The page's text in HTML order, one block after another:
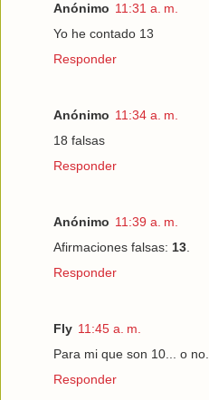
Anónimo 11:31 a. m.
Yo he contado 13
Responder
Anónimo 11:34 a. m.
18 falsas
Responder
Anónimo 11:39 a. m.
Afirmaciones falsas: 13.
Responder
Fly 11:45 a. m.
Para mi que son 10... o no.
Responder